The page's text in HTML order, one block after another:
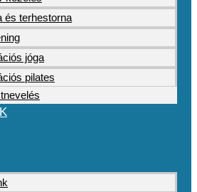
és terhestorna
jóga
pilates